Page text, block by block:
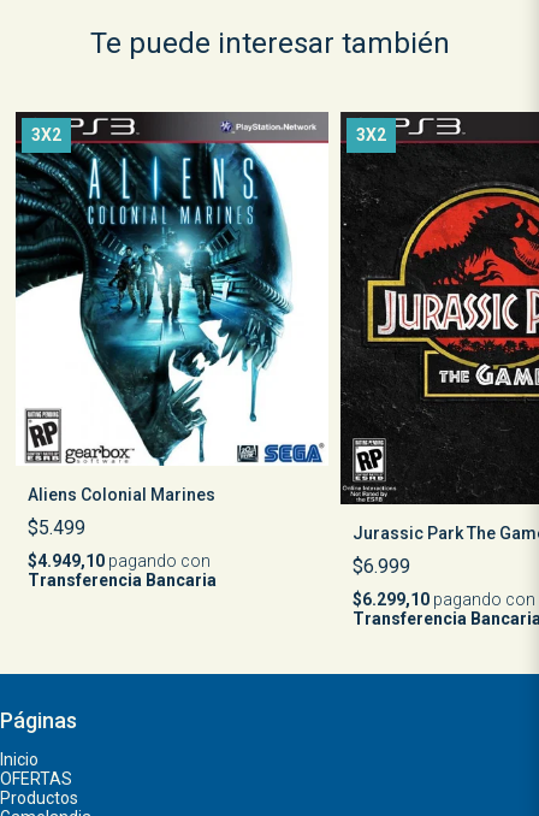
Te puede interesar también
3X2
Aliens Colonial Marines
$5.499
$4.949,10pagando con
Transferencia Bancaria
3X2
Jurassic Park The
$6.999
$6.299,10 pagando con
Transferencia
Páginas
Inicio
OFERTAS
Productos